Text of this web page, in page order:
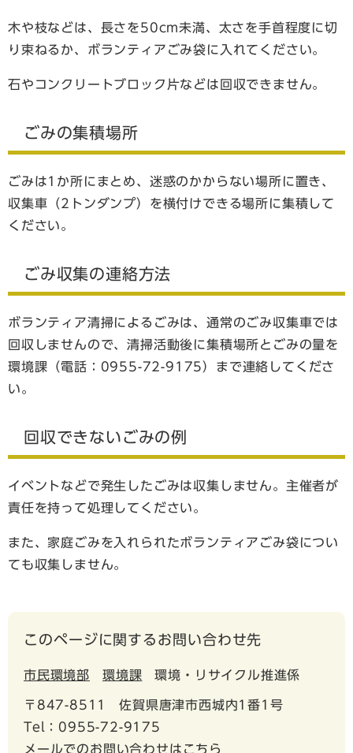
木や枝などは、長さを50cm未満、太さを手首程度に切
り束ねるか、ボランティアごみ袋に入れてください。
石やコンクリートブロック片などは回収できません。
ごみの集積場所
ごみは1か所にまとめ、迷惑のかからない場所に置き、
収集車（2トンダンプ）を横付けできる場所に集積して
ください。
ごみ収集の連絡方法
ボランティア清掃によるごみは、通常のごみ収集車では
回収しませんので、清掃活動後に集積場所とごみの量を
環境課（電話：0955-72-9175）まで連絡してくださ
い。
回収できないごみの例
イベントなどで発生したごみは収集しません。主催者が
責任を持って処理してください。
また、家庭ごみを入れられたボランティアごみ袋につい
ても収集しません。
このページに関するお問い合わせ先
市民環境部 環境課 環境・リサイクル推進係
〒847-8511
佐賀県唐津市西城内1番1号
Tel：0955-72-9175
メールでのお問い合わせはこちら